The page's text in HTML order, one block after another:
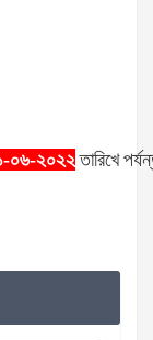
০৬-২০২২তারিখে